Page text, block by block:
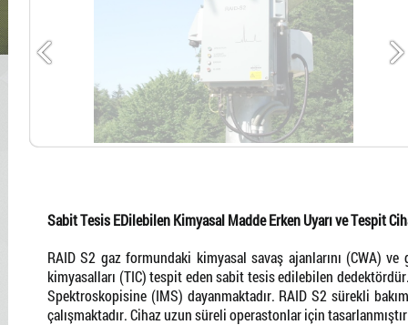
Sabit Tesis EDilebilen Kimyasal Madde Erken Uyarı ve Tespit
RAID S2 gaz formundaki kimyasal savaş ajanlarını (CWA)
kimyasalları (TIC) tespit eden sabit tesis edilebilen
Spektroskopisine (IMS) dayanmaktadır. RAID S2 sürekli
çalışmaktadır. Cihaz uzun süreli operastonlar için